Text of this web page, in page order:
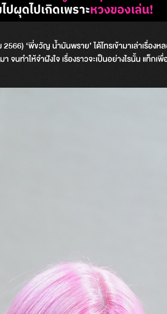
‘พี่ขวัญ น้ำมันพราย’ ได้โทรเข้ามาเล่าเรื่องหลอ
จนทำให้จำฝังใจ เรื่องราวจะเป็นอย่างไรนั้น แท็ก